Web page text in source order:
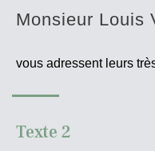
Monsieur Louis
vous adressent leurs
Texte 2